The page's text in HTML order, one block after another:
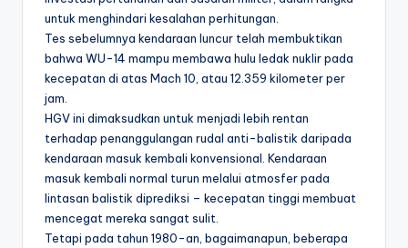
untuk menghindari kesalahan perhitungan.
Tes sebelumnya kendaraan luncur telah membuktikan
bahwa WU-14 mampu membawa hulu ledak nuklir pada
kecepatan di atas Mach 10, atau 12.359 kilometer per
jam.
HGV ini dimaksudkan untuk menjadi lebih rentan
terhadap penanggulangan rudal anti-balistik daripada
kendaraan masuk kembali konvensional. Kendaraan
masuk kembali normal turun melalui atmosfer pada
lintasan balistik diprediksi – kecepatan tinggi membuat
mencegat mereka sangat sulit.
Tetapi pada tahun 1980-an, bagaimanapun, beberapa